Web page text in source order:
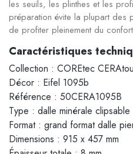
les seuils, les plinthes et les
préparation évite la plupart des
de profiter pleinement du
Caractéristiques
Collection : COREtec
Décor : Eifel 1095b
Référence : 50CERA1095B
Type : dalle minérale clipsable
Format : grand format dalle
Dimensions : 915 x 457 mm